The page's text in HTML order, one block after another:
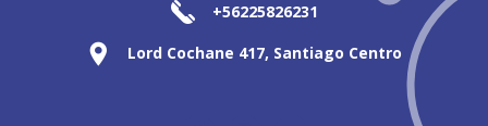
+56225826231
Lord Cochane 417, Santiago Centro